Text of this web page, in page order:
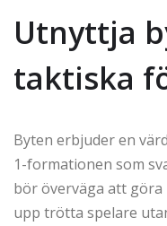
Utnyttja
taktiska
Byten erbjuder en
1-formationen som
bör överväga att
upp trötta spelare